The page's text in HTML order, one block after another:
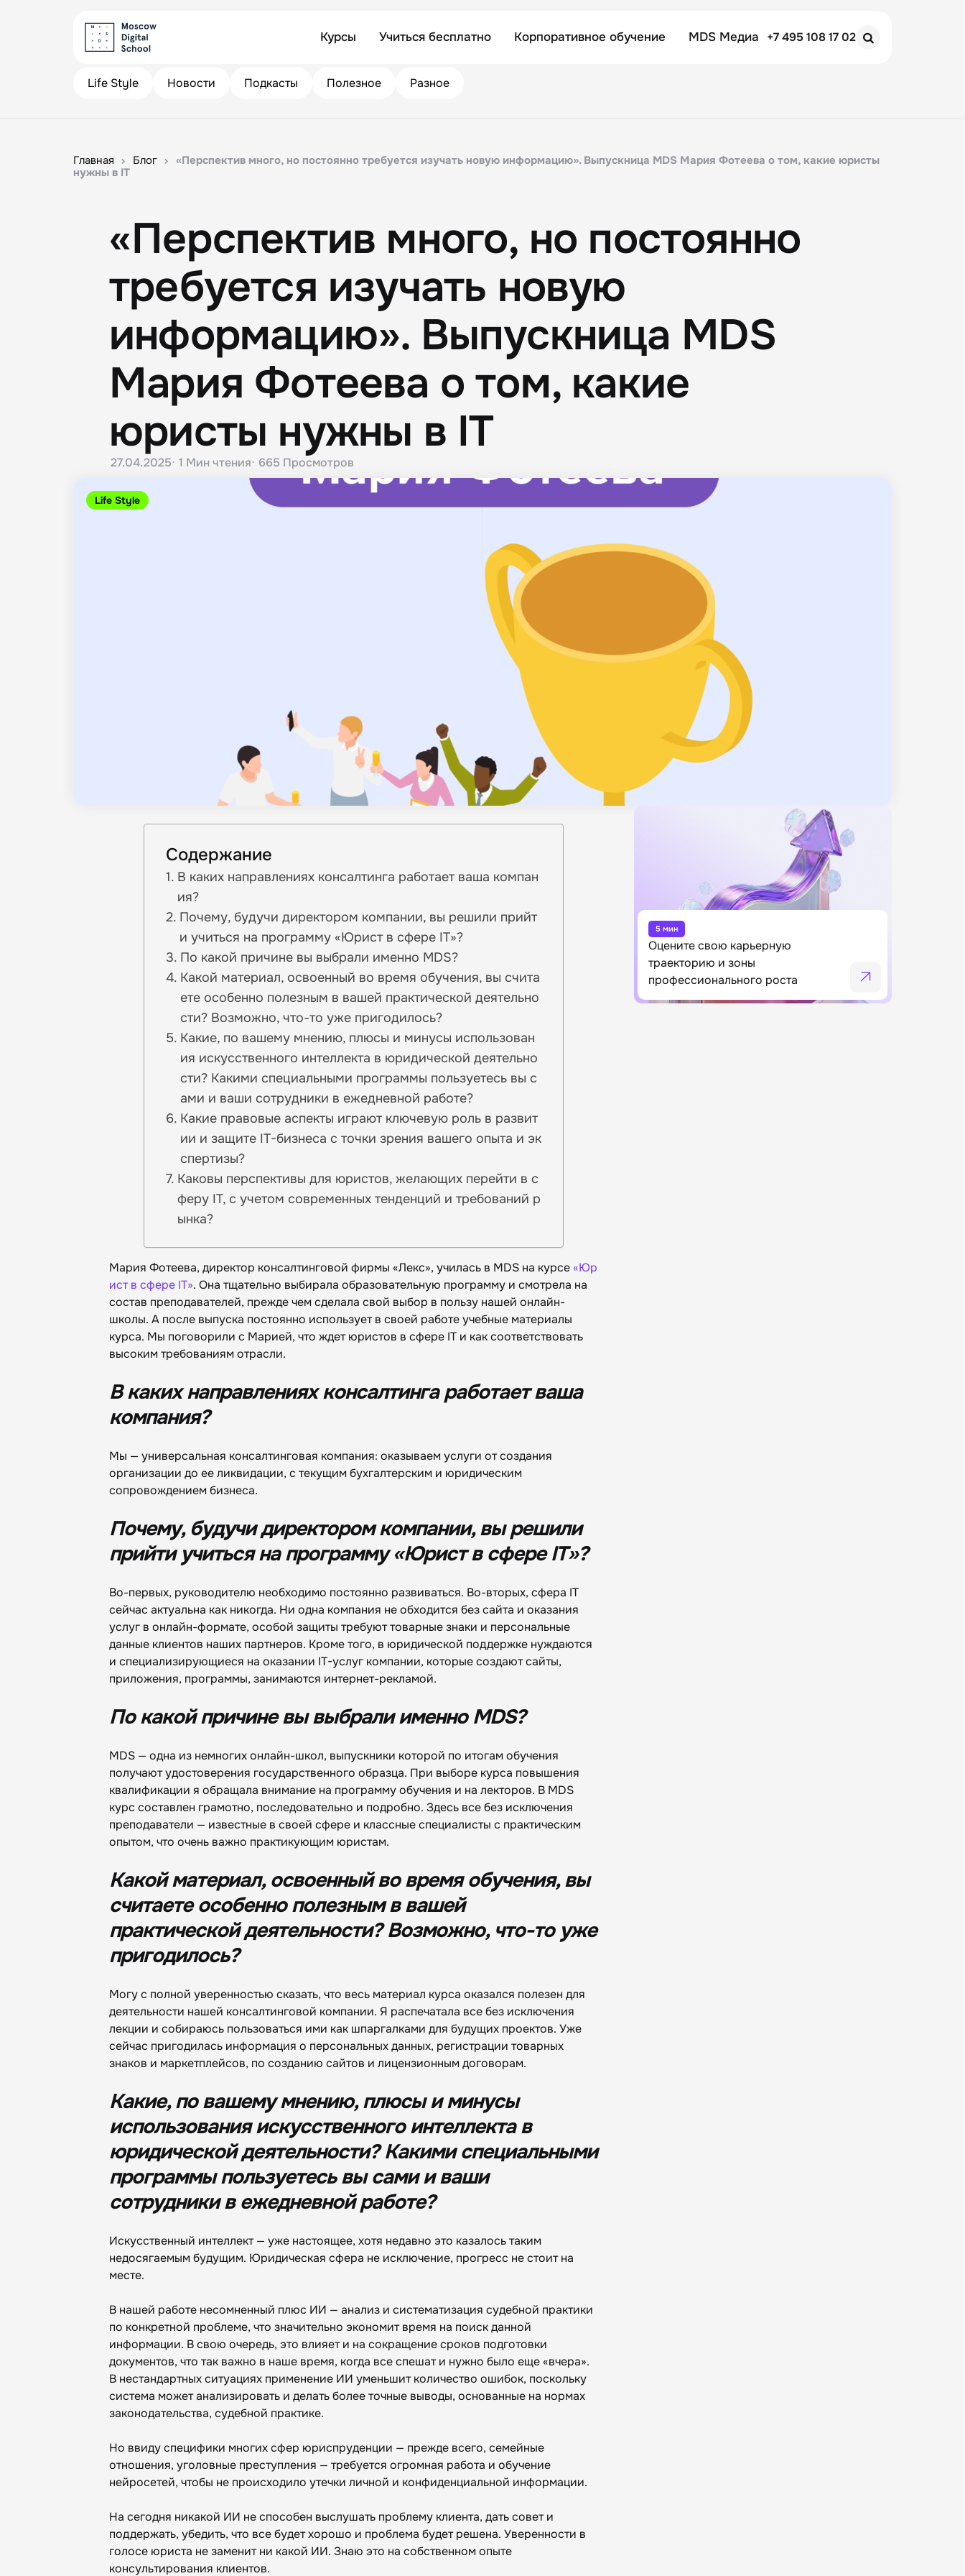
+7 495 108 17 02
Курсы Учиться бесплатно Корпоративное обучение MDS Медиа
Life Style Новости Подкасты Полезное Разное
Главная Блог
«Перспектив много, но постоянно требуется изучать новую информацию». Выпускница MDS Мария Фотеева о том, какие юристы
нужны в IT
Life Style
«Перспектив много, но постоянно
требуется изучать новую
информацию». Выпускница MDS
Мария Фотеева о том, какие
юристы нужны в IT
27.04.2025 1 Мин чтения 665 Просмотров
Содержание
В каких направлениях консалтинга работает ваша компан
ия?
Почему, будучи директором компании, вы решили прийт
и учиться на программу «Юрист в сфере IT»?
По какой причине вы выбрали именно MDS?
Какой материал, освоенный во время обучения, вы счита
ете особенно полезным в вашей практической деятельно
сти? Возможно, что-то уже пригодилось?
Какие, по вашему мнению, плюсы и минусы использован
ия искусственного интеллекта в юридической деятельно
сти? Какими специальными программы пользуетесь вы с
ами и ваши сотрудники в ежедневной работе?
Какие правовые аспекты играют ключевую роль в развит
ии и защите IT-бизнеса с точки зрения вашего опыта и эк
спертизы?
Каковы перспективы для юристов, желающих перейти в с
феру IT, с учетом современных тенденций и требований р
ынка?
Мария Фотеева, директор консалтинговой фирмы «Лекс», училась в MDS на курсе«Юр
ист в сфере IT». Она тщательно выбирала образовательную программу и смотрела на
состав преподавателей, прежде чем сделала свой выбор в пользу нашей онлайн-
школы. А после выпуска постоянно использует в своей работе учебные материалы
курса. Мы поговорили с Марией, что ждет юристов в сфере IT и как соответствовать
высоким требованиям отрасли.
В каких направлениях консалтинга работает ваша
компания?
Мы — универсальная консалтинговая компания: оказываем услуги от создания
организации до ее ликвидации, с текущим бухгалтерским и юридическим
сопровождением бизнеса.
Почему, будучи директором компании, вы решили
прийти учиться на программу «Юрист в сфере IT»?
Во-первых, руководителю необходимо постоянно развиваться. Во-вторых, сфера IT
сейчас актуальна как никогда. Ни одна компания не обходится без сайта и оказания
услуг в онлайн-формате, особой защиты требуют товарные знаки и персональные
данные клиентов наших партнеров. Кроме того, в юридической поддержке нуждаются
и специализирующиеся на оказании IT-услуг компании, которые создают сайты,
приложения, программы, занимаются интернет-рекламой.
По какой причине вы выбрали именно MDS?
MDS — одна из немногих онлайн-школ, выпускники которой по итогам обучения
получают удостоверения государственного образца. При выборе курса повышения
квалификации я обращала внимание на программу обучения и на лекторов. В MDS
курс составлен грамотно, последовательно и подробно. Здесь все без исключения
преподаватели — известные в своей сфере и классные специалисты с практическим
опытом, что очень важно практикующим юристам.
Какой материал, освоенный во время обучения, вы
считаете особенно полезным в вашей
практической деятельности? Возможно, что-то уже
пригодилось?
Могу с полной уверенностью сказать, что весь материал курса оказался полезен для
деятельности нашей консалтинговой компании. Я распечатала все без исключения
лекции и собираюсь пользоваться ими как шпаргалками для будущих проектов. Уже
сейчас пригодилась информация о персональных данных, регистрации товарных
знаков и маркетплейсов, по созданию сайтов и лицензионным договорам.
Какие, по вашему мнению, плюсы и минусы
использования искусственного интеллекта в
юридической деятельности? Какими специальными
программы пользуетесь вы сами и ваши
сотрудники в ежедневной работе?
Искусственный интеллект — уже настоящее, хотя недавно это казалось таким
недосягаемым будущим. Юридическая сфера не исключение, прогресс не стоит на
месте.
В нашей работе несомненный плюс ИИ — анализ и систематизация судебной практики
по конкретной проблеме, что значительно экономит время на поиск данной
информации. В свою очередь, это влияет и на сокращение сроков подготовки
документов, что так важно в наше время, когда все спешат и нужно было еще «вчера».
В нестандартных ситуациях применение ИИ уменьшит количество ошибок, поскольку
система может анализировать и делать более точные выводы, основанные на нормах
законодательства, судебной практике.
Но ввиду специфики многих сфер юриспруденции — прежде всего, семейные
отношения, уголовные преступления — требуется огромная работа и обучение
нейросетей, чтобы не происходило утечки личной и конфиденциальной информации.
На сегодня никакой ИИ не способен выслушать проблему клиента, дать совет и
поддержать, убедить, что все будет хорошо и проблема будет решена. Уверенности в
голосе юриста не заменит ни какой ИИ. Знаю это на собственном опыте
консультирования клиентов.
Оцените свою карьерную
траекторию и зоны
профессионального роста
5 мин